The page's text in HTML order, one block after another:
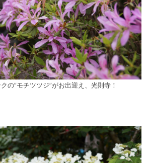
の”モチツツジ”がお出迎え、光則寺！